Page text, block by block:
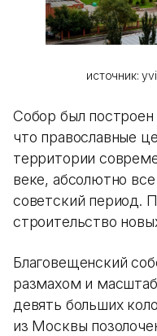
источник:
Собор был
что православные
территории
веке, абсолютно
советский период.
строительство
Благовещенский
размахом и
девять больших
из Москвы